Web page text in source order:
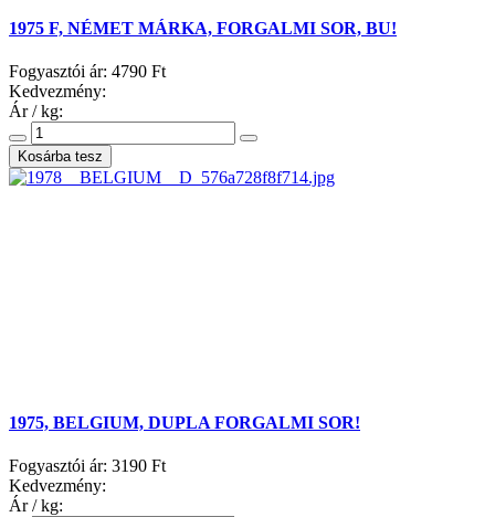
1975 F, NÉMET MÁRKA, FORGALMI SOR, BU!
Fogyasztói ár: 4790 Ft
Kedvezmény:
Ár / kg:
1975, BELGIUM, DUPLA FORGALMI SOR!
Fogyasztói ár: 3190 Ft
Kedvezmény:
Ár / kg: